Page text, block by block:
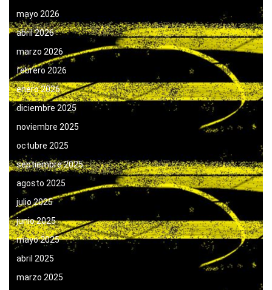
mayo 2026
abril 2026
marzo 2026
febrero 2026
enero 2026
diciembre 2025
noviembre 2025
octubre 2025
septiembre 2025
agosto 2025
julio 2025
junio 2025
mayo 2025
abril 2025
marzo 2025